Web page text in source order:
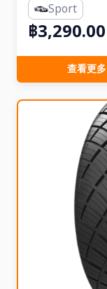
Sport
฿3,290.00
查看更多